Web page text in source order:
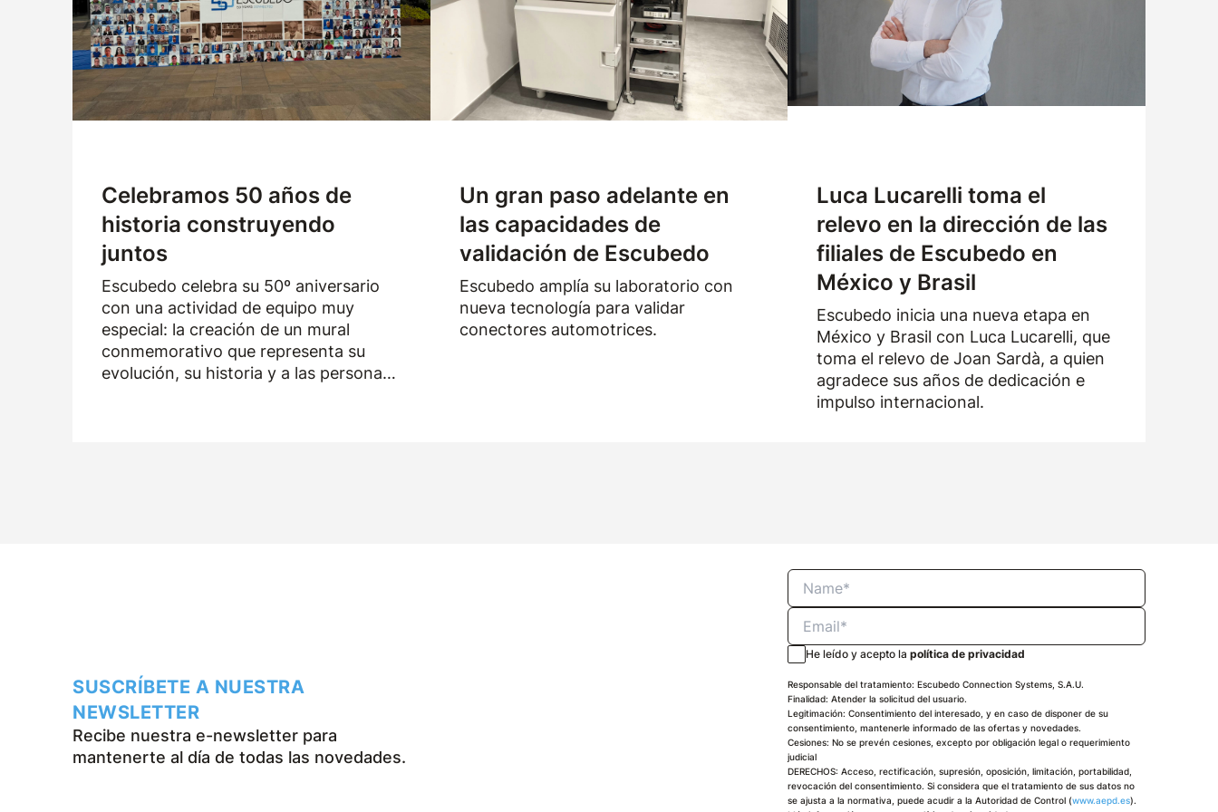
Logística
Productos
Noticias
Descargas
ATENCIÓN AL CLIENTE
TRABAJA CON NOSOTROS
SOLICITUD DE MUESTRAS
Celebramos 50 años de
historia construyendo
juntos
Escubedo celebra su 50º aniversario
con una actividad de equipo muy
especial: la creación de un mural
conmemorativo que representa su
evolución, su historia y a las personas
Un gran paso adelante en
las capacidades de
validación de Escubedo
Escubedo amplía su laboratorio con
nueva tecnología para validar
conectores automotrices.
Luca Lucarelli toma el
relevo en la dirección de las
filiales de Escubedo en
México y Brasil
Escubedo inicia una nueva etapa en
México y Brasil con Luca Lucarelli, que
toma el relevo de Joan Sardà, a quien
agradece sus años de dedicación e
impulso internacional.
SUSCRÍBETE A NUESTRA
NEWSLETTER
Recibe nuestra e-newsletter para
mantenerte al día de todas las novedades.
He leído y acepto lapolítica de privacidad
Responsable del tratamiento: Escubedo Connection Systems, S.A.U.
Finalidad: Atender la solicitud del usuario.
Legitimación: Consentimiento del interesado, y en caso de disponer de su
consentimiento, mantenerle informado de las ofertas y novedades.
Cesiones: No se prevén cesiones, excepto por obligación legal o requerimiento
judicial
DERECHOS: Acceso, rectificación, supresión, oposición, limitación, portabilidad,
revocación del consentimiento. Si considera que el tratamiento de sus datos no
se ajusta a la normativa, puede acudir a la Autoridad de Control (www.aepd.es).